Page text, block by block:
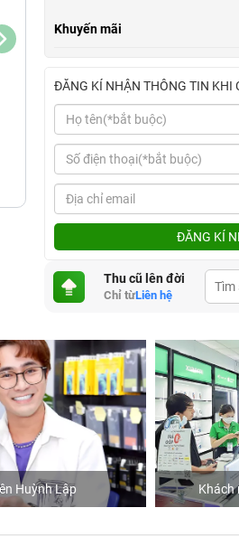
Khuyến mãi
ĐĂNG KÍ NHẬN THÔNG TIN KHI
ĐĂNG KÍ
Thu cũ lên đời
Chỉ từLiên hệ
mua hàng tại 24hStore